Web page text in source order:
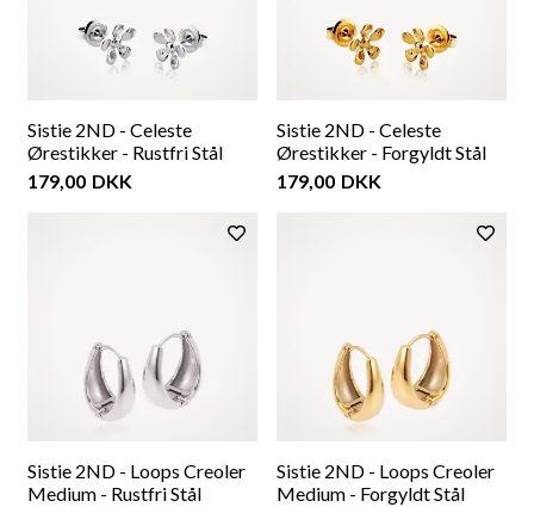
Sistie 2ND - Celeste
Ørestikker - Rustfri Stål
179,00 DKK
Sistie 2ND - Celeste
Ørestikker - Forgyldt Stål
179,00 DKK
Sistie 2ND - Loops Creoler
Medium - Rustfri Stål
Sistie 2ND - Loops Creoler
Medium - Forgyldt Stål